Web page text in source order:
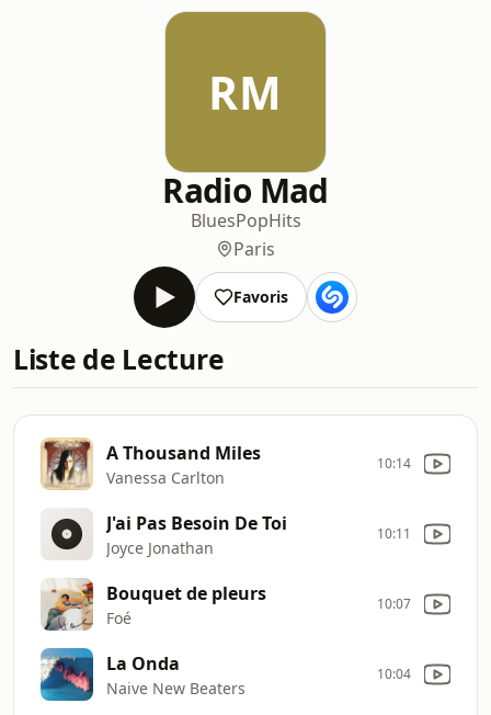
RM
Radio Mad
BluesPopHits
Paris
Favoris
Liste de Lecture
A Thousand Miles
Vanessa Carlton
10:14
J'ai Pas Besoin De Toi
Joyce Jonathan
10:11
Bouquet de pleurs
Foé
10:07
La Onda
Naive New Beaters
10:04